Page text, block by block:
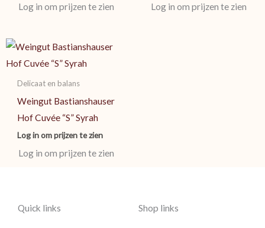
Log in om prijzen te zien Log in om prijzen te zien
Delicaat en balans
Weingut Bastianshauser
Hof Cuvée “S” Syrah
Log in om prijzen te zien
Log in om prijzen te zien
Quick links Shop links